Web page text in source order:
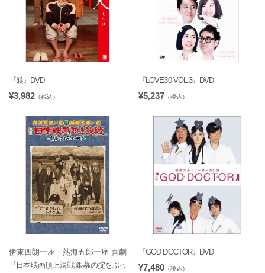
『躾』DVD
¥3,982 （税込）
『LOVE30 VOL.3』DVD
¥5,237 （税込）
伊東四朗一座・熱海五郎一座 喜劇
『日本映画頂上決戦 銀幕の掟をぶっ
『GOD DOCTOR』DVD
¥7,480 （税込）